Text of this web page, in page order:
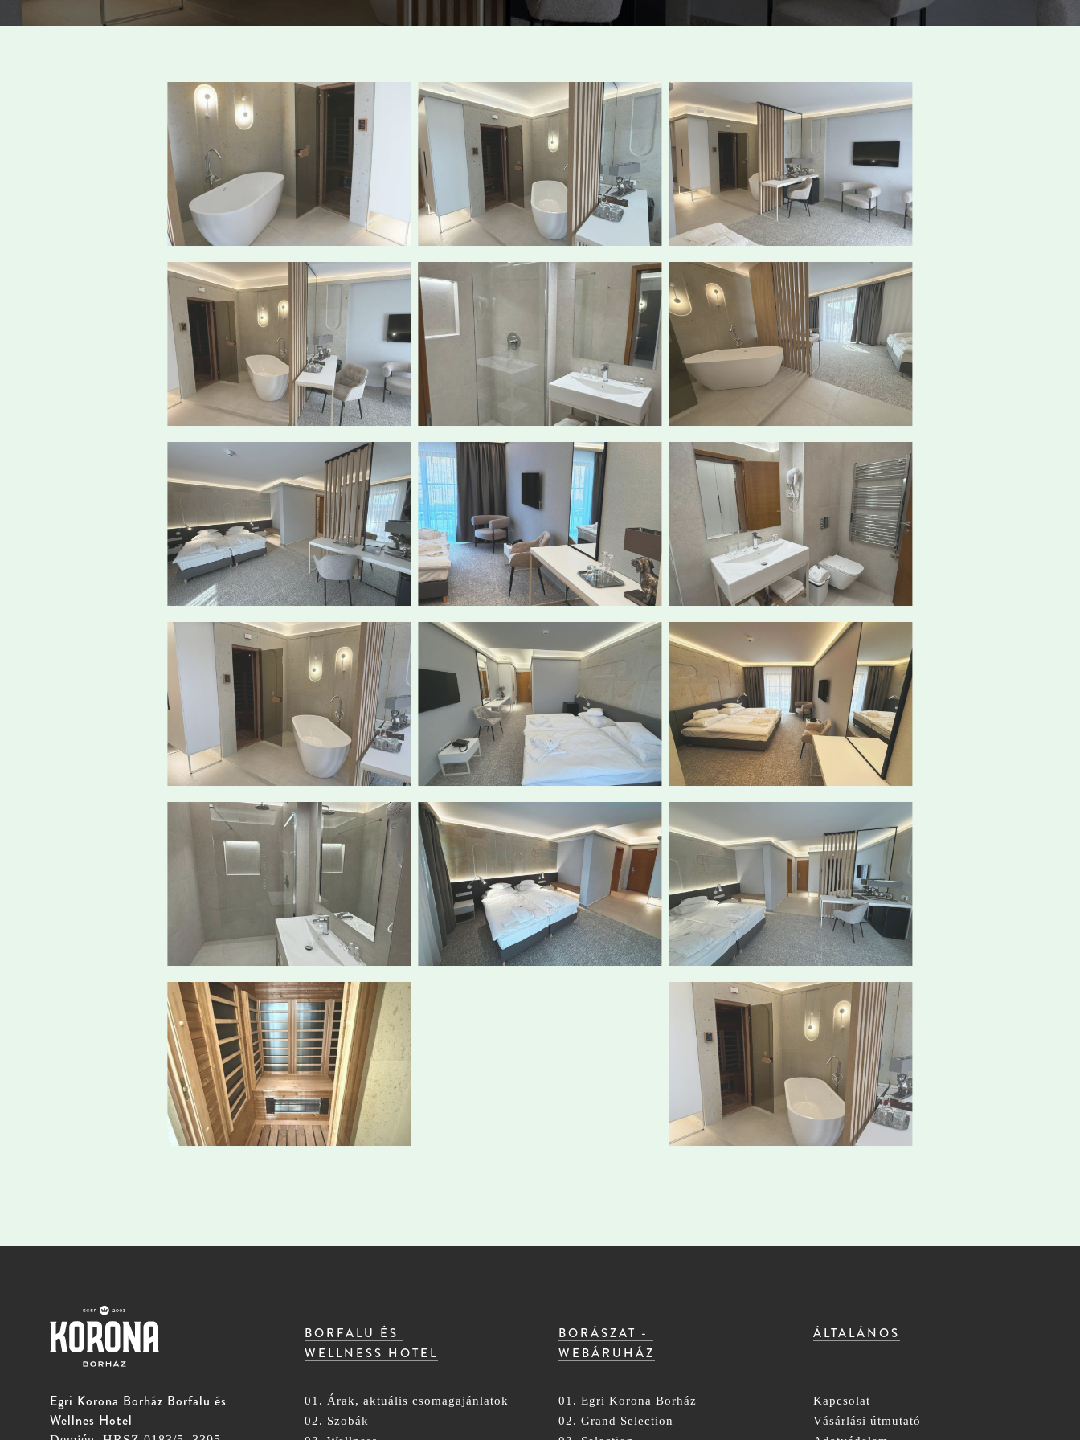
Egri Korona Borház Borfalu és
Wellnes Hotel
BORFALU ÉS
WELLNESS HOTEL
01. Árak, aktuális csomagajánlatok
02. Szobák
BORÁSZAT -
WEBÁRUHÁZ
01. Egri Korona Borház
02. Grand Selection
ÁLTALÁNOS
Kapcsolat
Vásárlási útmutató